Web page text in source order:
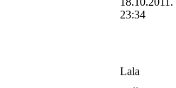
23:34
Lala